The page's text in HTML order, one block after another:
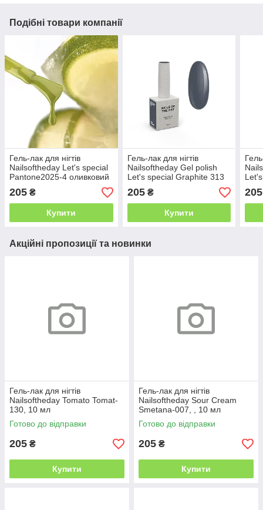
Подібні товари компанії
Гель-лак для нігтів
Nailsoftheday Let's special
Pantone2025-4 оливковий
зелений, 10 мл
205 ₴
Купити
Гель-лак для нігтів
Nailsoftheday Gel polish
Let's special Graphite 313
— графітровий, 10 мл
205₴
Купити
205
Акційні пропозиції та новинки
Гель-лак для нігтів
Nailsoftheday Tomato Tomat-
130, 10 мл
Готово до відправки
205 ₴
Купити
Гель-лак для нігтів
Nailsoftheday Sour Cream
Smetana-007, , 10 мл
Готово до відправки
205 ₴
Купити